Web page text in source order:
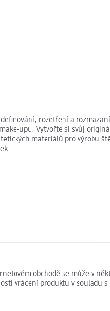
rozetření a
upu. Vytvořte si svůj
materiálů pro výrobu
obchodě se může v
vrácení produktu v souladu